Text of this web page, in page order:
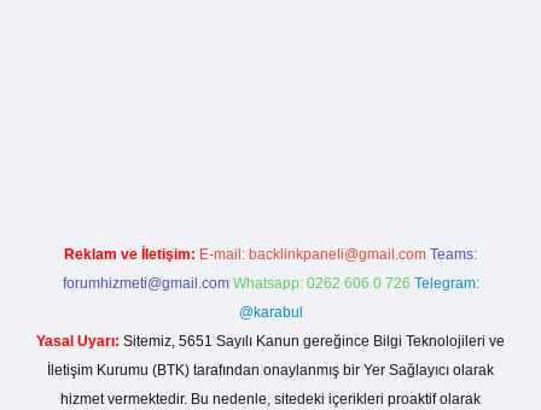
Reklam ve İletişim: E-mail: backlinkpaneli@gmail.com Teams:
forumhizmeti@gmail.com Whatsapp: 0262 606 0 726 Telegram:
@karabul
Yasal Uyarı: Sitemiz, 5651 Sayılı Kanun gereğince Bilgi Teknolojileri ve
İletişim Kurumu (BTK) tarafından onaylanmış bir Yer Sağlayıcı olarak
hizmet vermektedir. Bu nedenle, sitedeki içerikleri proaktif olarak